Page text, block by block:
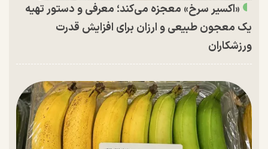
«اکسیر سرخ» معجزه می‌کند؛ معرفی و دستور تهیه
یک معجون طبیعی و ارزان برای افزایش قدرت
ورزشکاران